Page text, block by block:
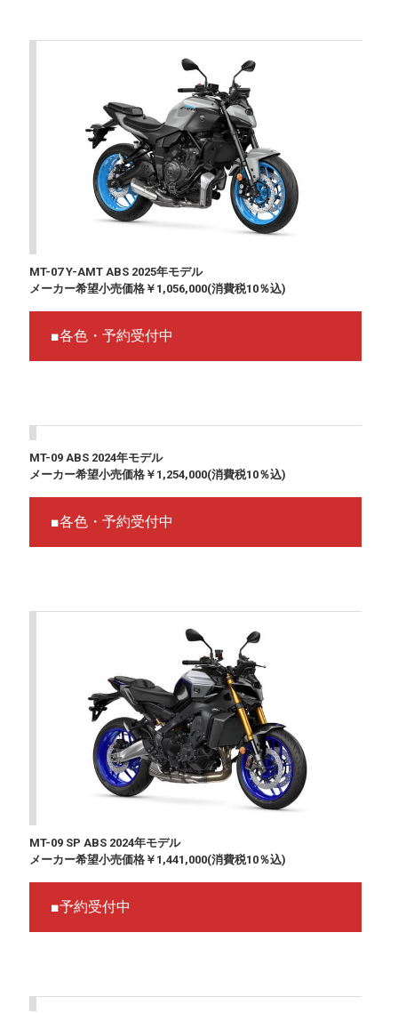
MT-07 Y-AMT ABS 2025年モデル
メーカー希望小売価格￥1,056,000(消費税10％込)
■各色・予約受付中
MT-09 ABS 2024年モデル
メーカー希望小売価格￥1,254,000(消費税10％込)
■各色・予約受付中
MT-09 SP ABS 2024年モデル
メーカー希望小売価格￥1,441,000(消費税10％込)
■予約受付中